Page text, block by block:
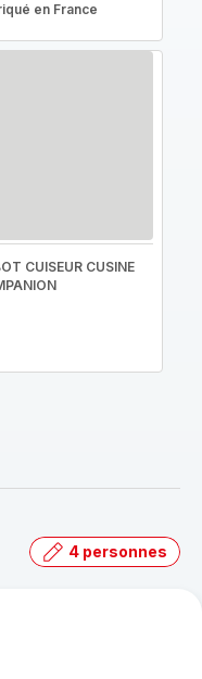
en France
CUISEUR CUSINE
4 personnes